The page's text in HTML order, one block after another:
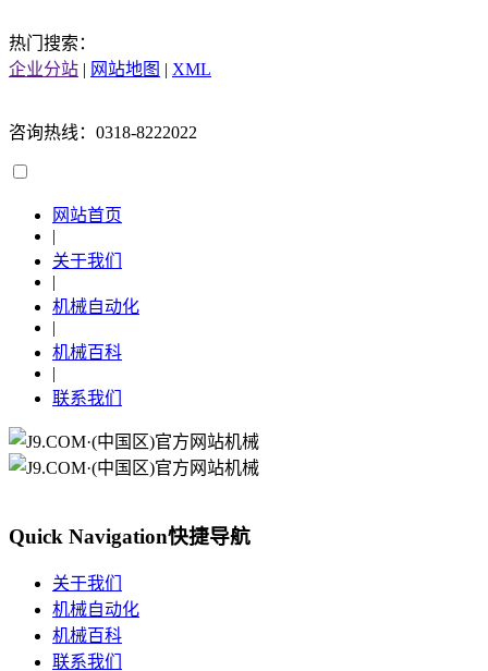
热门搜索：
企业分站 | 网站地图 | XML
咨询热线：0318-8222022
网站首页
|
关于我们
|
机械自动化
|
机械百科
|
联系我们
Quick Navigation快捷导航
关于我们
机械自动化
机械百科
联系我们